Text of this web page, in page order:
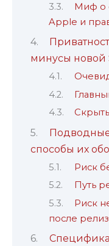
Миф о
Apple и
минусы новой
способы их
Риск
Путь
Риск
после
Специфика